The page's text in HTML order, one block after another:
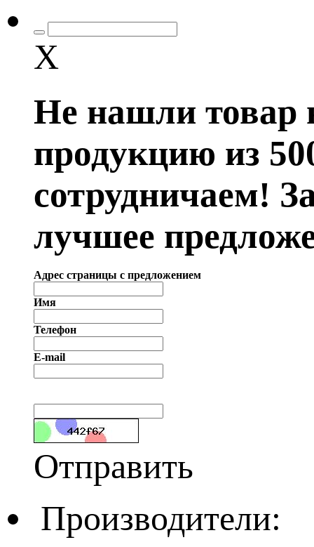
X
Не нашли товар
продукцию из
сотрудничаем!
лучшее
Адрес страницы с предложением
Имя
Телефон
E-mail
Отправить
Производители: